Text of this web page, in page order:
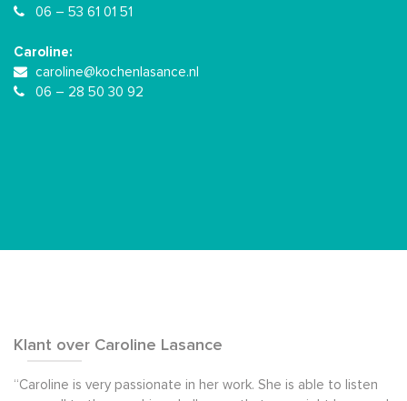
06 – 53 61 01 51
Caroline:
caroline@kochenlasance.nl
06 – 28 50 30 92
Klant over Caroline Lasance
“Caroline is very passionate in her work. She is able to listen